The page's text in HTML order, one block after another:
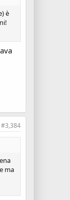
è
#3,384
ma